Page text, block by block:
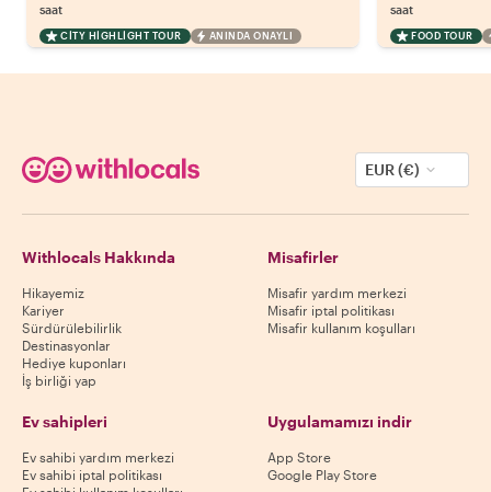
saat
CITY HIGHLIGHT TOUR ANINDA ONAYLI
saat
FOOD TOUR
EUR (€)
Withlocals Hakkında
Hikayemiz
Kariyer
Sürdürülebilirlik
Destinasyonlar
Hediye kuponları
İş birliği yap
Misafirler
Misafir yardım merkezi
Misafir iptal politikası
Misafir kullanım koşulları
Ev sahipleri
Ev sahibi yardım merkezi
Ev sahibi iptal politikası
Uygulamamızı indir
App Store
Google Play Store